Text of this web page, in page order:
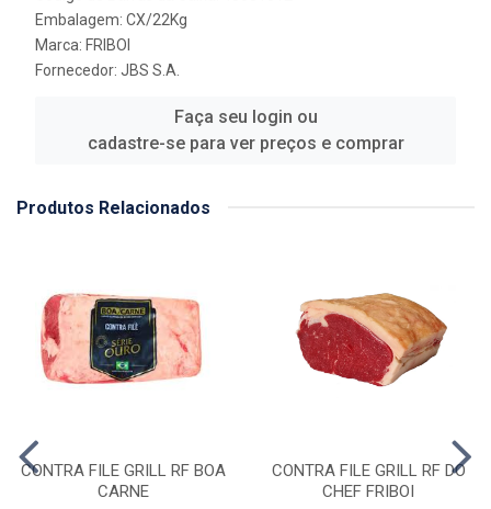
Embalagem: CX/22Kg
Marca: FRIBOI
Fornecedor: JBS S.A.
Faça seu login ou
cadastre-se para ver preços e comprar
Produtos Relacionados
CONTRA FILE GRILL RF BOA
CARNE
CONTRA FILE GRILL RF DO
CHEF FRIBOI